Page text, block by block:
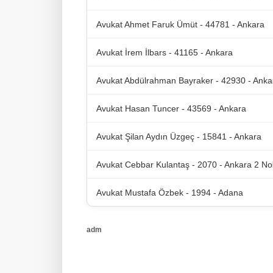
Avukat Ahmet Faruk Ümüt - 44781 - Ankara
Avukat İrem İlbars - 41165 - Ankara
Avukat Abdülrahman Bayraker - 42930 -
Avukat Hasan Tuncer - 43569 - Ankara
Avukat Şilan Aydın Üzgeç - 15841 - Ankara
Avukat Cebbar Kulantaş - 2070 - Ankara 2
Avukat Mustafa Özbek - 1994 - Adana
adm